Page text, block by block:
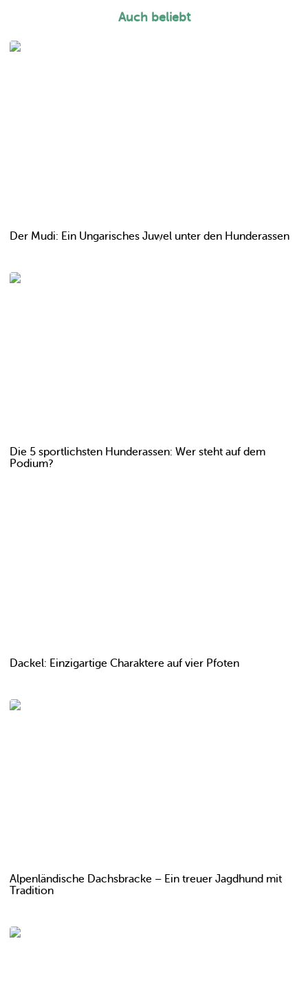
Auch beliebt
Der Mudi: Ein Ungarisches Juwel unter den Hunderassen
Die 5 sportlichsten Hunderassen: Wer steht auf dem
Podium?
Dackel: Einzigartige Charaktere auf vier Pfoten
Alpenländische Dachsbracke – Ein treuer Jagdhund mit
Tradition